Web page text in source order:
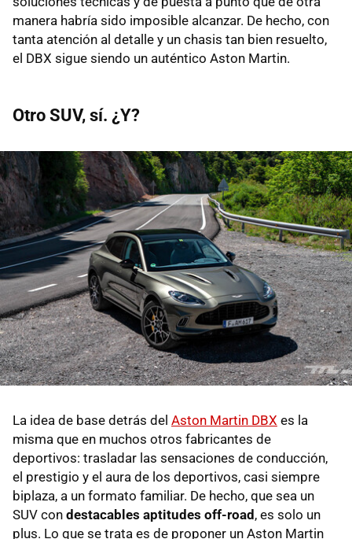
manera habría sido imposible alcanzar. De hecho, con
tanta atención al detalle y un chasis tan bien resuelto,
el DBX sigue siendo un auténtico Aston Martin.
Otro SUV, sí. ¿Y?
La idea de base detrás del Aston Martin DBX es la
misma que en muchos otros fabricantes de
deportivos: trasladar las sensaciones de conducción,
el prestigio y el aura de los deportivos, casi siempre
biplaza, a un formato familiar. De hecho, que sea un
SUV con destacables aptitudes off-road , es solo un
plus. Lo que se trata es de proponer un Aston Martin